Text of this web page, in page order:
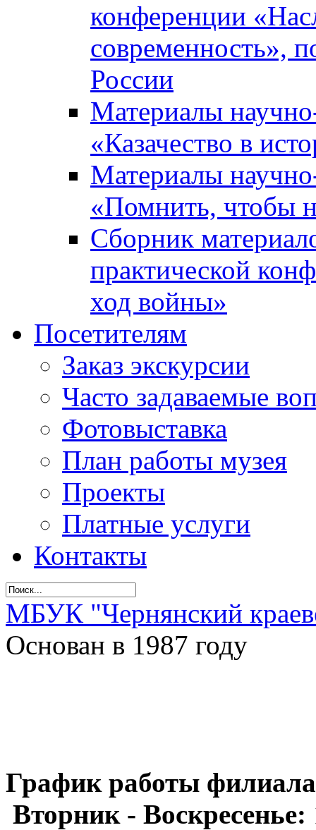
конференции
современность»,
России
Материалы
«Казачество в
Материалы
«Помнить, чтобы
Сборник
практической
ход войны»
Посетителям
Заказ экскурсии
Часто задаваемые
Фотовыставка
План работы музея
Проекты
Платные услуги
Контакты
МБУК "Чернянский
Основан в 1987 году
График работы
Вторник - Воскресенье: